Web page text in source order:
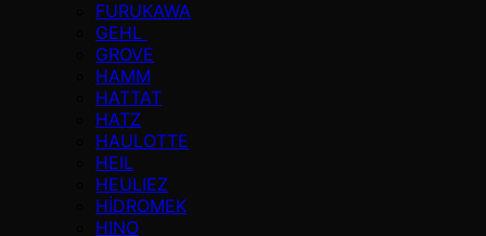
FURUKAWA
GEHL
GROVE
HAMM
HATTAT
HATZ
HAULOTTE
HEIL
HEULIEZ
HİDROMEK
HINO